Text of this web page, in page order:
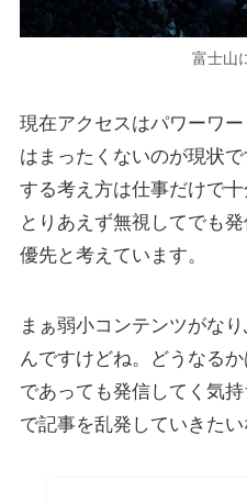
富士山
現在アクセスはパワーワ
はまったくないのが現状
する考え方は仕事だけで
とりあえず無視してでも
優先と考えています。
まぁ弱小コンテンツがな
んですけどね。どうなる
であっても発信してく気
で記事を乱発していきたい